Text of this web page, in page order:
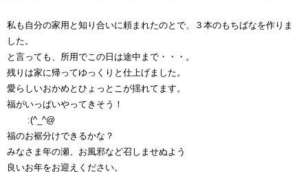
私も自分の家用と知り合いに頼まれたのとで、３本のもちばなを作りま
した。
と言っても、所用でこの日は途中まで・・・。
残りは家に帰ってゆっくりと仕上げました。
愛らしいおかめとひょっとこが揺れてます。
福がいっぱいやってきそう！
:(^_^@
福のお裾分けできるかな？
みなさま年の瀬、お風邪など召しませぬよう
良いお年をお迎えください。